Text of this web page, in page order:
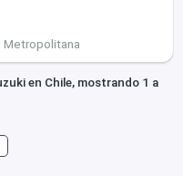
Metropolitana
en Chile, mostrando 1 a